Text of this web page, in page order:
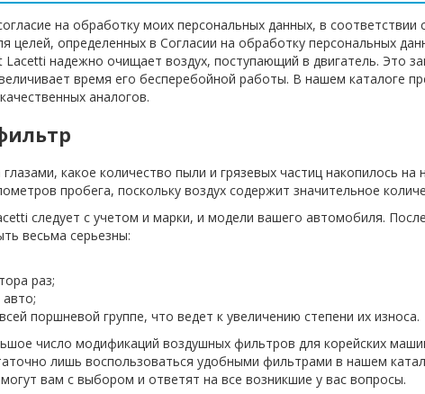
на обработку моих персональных данных, в
целей, определенных в Согласии на обработку персональных
надежно очищает воздух, поступающий в двигатель. Это
время его бесперебойной работы. В нашем каталоге
аналогов.
какое количество пыли и грязевых частиц накопилось
пробега, поскольку воздух содержит значительное
следует с учетом и марки, и модели вашего автомобиля.
весьма серьезны:
раз;
поршневой группе, что ведет к увеличению степени их износа.
число модификаций воздушных фильтров для корейских
лишь воспользоваться удобными фильтрами в нашем
вам с выбором и ответят на все возникшие у вас вопросы.